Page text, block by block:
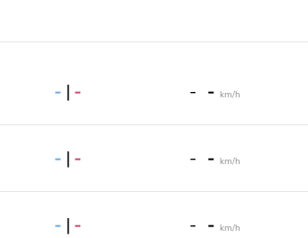
- | - - - km/h
- | - - - km/h
- | - - - km/h